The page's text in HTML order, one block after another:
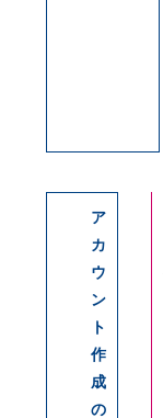
ア
カ
ウ
ン
ト
作
成
の